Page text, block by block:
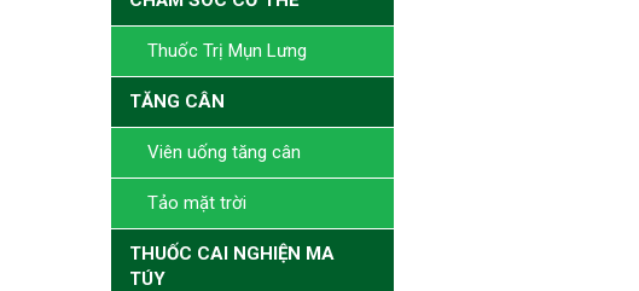
Thuốc Trị Mụn Lưng
TĂNG CÂN
Viên uống tăng cân
Tảo mặt trời
THUỐC CAI NGHIỆN MA
TÚY